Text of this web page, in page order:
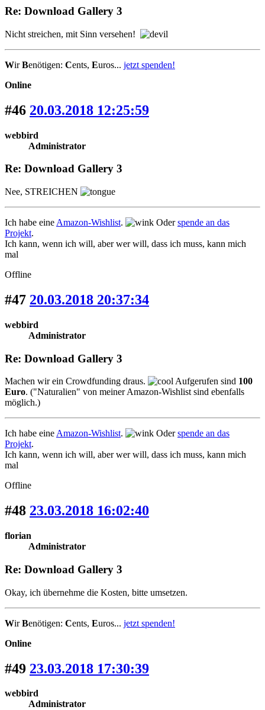
Re: Download Gallery 3
Nicht streichen, mit Sinn versehen!
WirBenötigen: Cents, Euros... jetzt spenden!
Online
#46 20.03.2018 12:25:59
webbird
Administrator
Re: Download Gallery 3
Nee, STREICHEN
Ich habe eine Amazon-Wishlist. Oderspende an das
Projekt.
Ich kann, wenn ich will, aber wer will, dass ich muss, kann mich
mal
Offline
#47 20.03.2018 20:37:34
webbird
Administrator
Re: Download Gallery 3
Machen wir ein Crowdfunding draus. Aufgerufen sind 100
Euro. ("Naturalien" von meiner Amazon-Wishlist sind ebenfalls
möglich.)
Ich habe eine Amazon-Wishlist. Oderspende an das
Projekt.
Ich kann, wenn ich will, aber wer will, dass ich muss, kann mich
mal
Offline
#48 23.03.2018 16:02:40
florian
Administrator
Re: Download Gallery 3
Okay, ich übernehme die Kosten, bitte umsetzen.
WirBenötigen: Cents, Euros... jetzt spenden!
Online
#49 23.03.2018 17:30:39
webbird
Administrator